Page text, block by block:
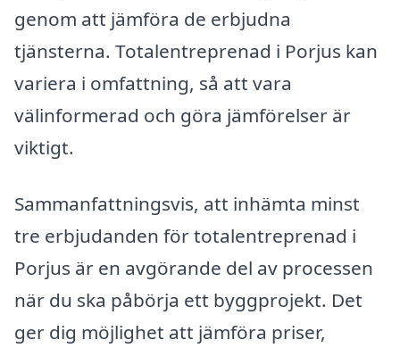
genom att jämföra de erbjudna
tjänsterna. Totalentreprenad i Porjus kan
variera i omfattning, så att vara
välinformerad och göra jämförelser är
viktigt.
Sammanfattningsvis, att inhämta minst
tre erbjudanden för totalentreprenad i
Porjus är en avgörande del av processen
när du ska påbörja ett byggprojekt. Det
ger dig möjlighet att jämföra priser,